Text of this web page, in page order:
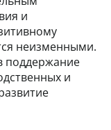
и
неизменными.
поддержание
и